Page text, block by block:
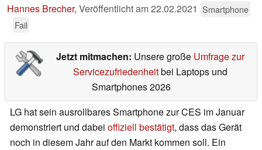
Hannes Brecher, Veröffentlicht am22.02.2021 Smartphone
Fail
Jetzt mitmachen: Unsere große Umfrage zur
Servicezufriedenheitbei Laptops und
Smartphones 2026
LG hat sein ausrollbares Smartphone zur CES im Januar
demonstriert und dabei offiziell bestätigt, dass das Gerät
noch in diesem Jahr auf den Markt kommen soll. Ein